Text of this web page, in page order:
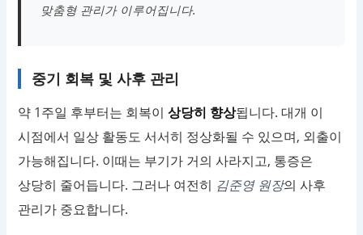
맞춤형 관리가 이루어집니다.
중기 회복 및 사후 관리
약 1주일 후부터는 회복이상당히 향상됩니다. 대개 이
시점에서 일상 활동도 서서히 정상화될 수 있으며, 외출이
가능해집니다. 이때는 부기가 거의 사라지고, 통증은
상당히 줄어듭니다. 그러나 여전히 김준영 원장의 사후
관리가 중요합니다.